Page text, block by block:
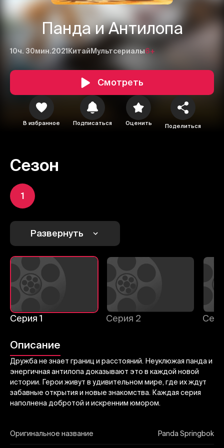
Панда и Антилопа
10ч. 30мин.2021Китай Мультсериалы6+
Смотреть
В избранное Подписаться Оценить Поделиться
Сезон
1
Развернуть
Серия 1 Серия 2
Описание
Дружба не знает границ и расстояний. Неуклюжая панда и
энергичная антилопа доказывают это в каждой новой
истории. Герои живут в удивительном мире, где их ждут
забавные открытия и новые знакомства. Каждая серия
наполнена добротой и искренним юмором.
Оригинальное название Panda Springbok
Отправить
Отменить Авторизоваться